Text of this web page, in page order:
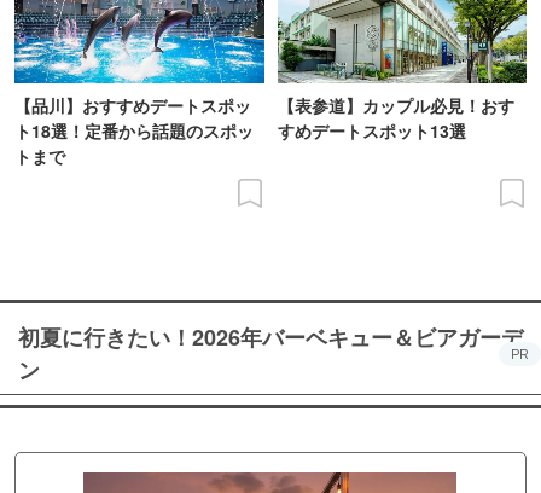
【品川】おすすめデートスポッ
ト18選！定番から話題のスポッ
トまで
【表参道】カップル必見！おす
すめデートスポット13選
初夏に行きたい！2026年バーベキュー＆ビアガーデ
ン
PR